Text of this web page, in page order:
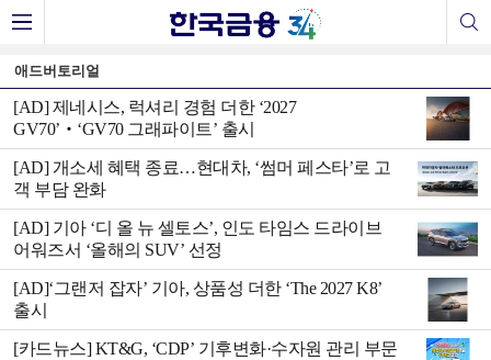
애드버토리얼
[AD] 제네시스, 럭셔리 경험 더한 ‘2027
GV70’‧‘GV70 그래파이트’ 출시
[AD] 개소세 혜택 종료…현대차, ‘썸머 페스타’로 고
객 부담 완화
[AD] 기아 ‘디 올 뉴 셀토스’, 인도 타임스 드라이브
어워즈서 ‘올해의 SUV’ 선정
[AD]‘그랜저 잡자’ 기아, 상품성 더한 ‘The 2027 K8’
출시
[카드뉴스] KT&G, ‘CDP’ 기후변화·수자원 관리 부문